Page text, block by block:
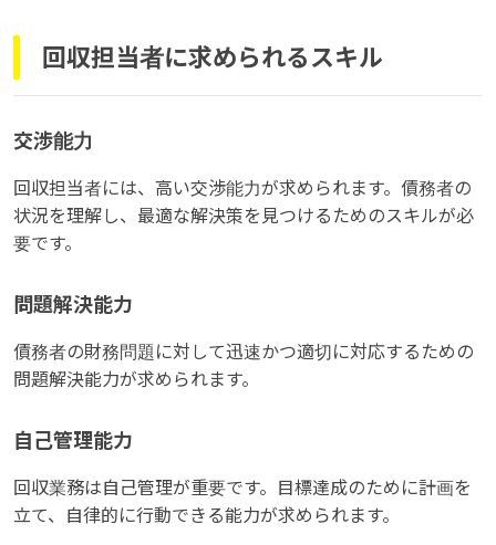
回収担当者に求められるスキル
交渉能力
回収担当者には、高い交渉能力が求められます。債務者の
状況を理解し、最適な解決策を見つけるためのスキルが必
要です。
問題解決能力
債務者の財務問題に対して迅速かつ適切に対応するための
問題解決能力が求められます。
自己管理能力
回収業務は自己管理が重要です。目標達成のために計画を
立て、自律的に行動できる能力が求められます。